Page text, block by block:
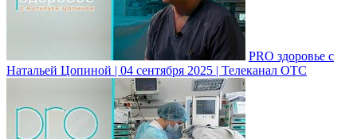
PRO здоровье с
Натальей Цопиной | 04 сентября 2025 | Телеканал ОТС